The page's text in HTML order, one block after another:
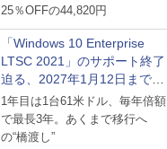
25％OFFの44,820円
「Windows 10 Enterprise
LTSC 2021」のサポート終了
迫る、2027年1月12日まで
～ESUは9月1日から販売
1年目は1台61米ドル、毎年倍額
で最長3年。あくまで移行へ
の“橋渡し”